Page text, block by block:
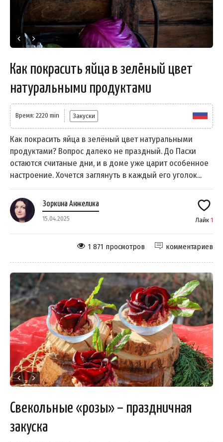
Как покрасить яйца в зелёный цвет
натуральными продуктами
Время: 2220 min Закуски
Как покрасить яйца в зелёный цвет натуральными
продуктами? Вопрос далеко не праздный. До Пасхи
остаются считаные дни, и в доме уже царит особенное
настроение. Хочется заглянуть в каждый его уголок...
Зоркина Анжелика
15.04.2025 Лайк 1
комментариев
1 871 просмотров
Свекольные «розы» – праздничная
закуска